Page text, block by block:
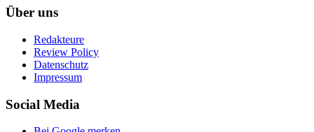
Über uns
Redakteure
Review Policy
Datenschutz
Impressum
Social Media